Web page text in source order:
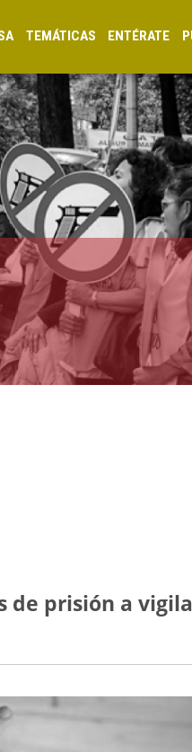
TEMÁTICAS ENTÉRATE
de prisión a